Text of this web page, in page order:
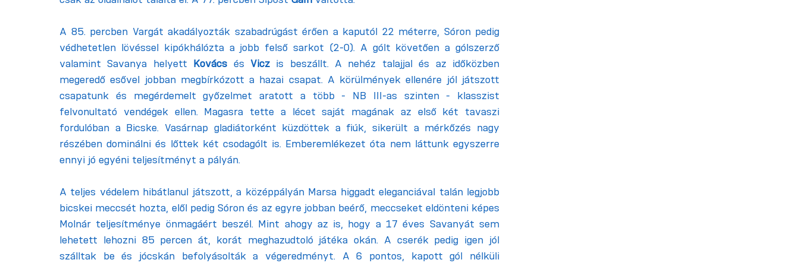
A 85. percben Vargát akadályozták szabadrúgást érően a kaputól 22 méterre, Sóron pedig
védhetetlen lövéssel kipókhálózta a jobb felső sarkot (2-0). A gólt követően a gólszerző
valamint Savanya helyett
Kovács és Vicz is beszállt. A nehéz talajjal és az időközben
megeredő esővel jobban megbírkózott a hazai csapat. A körülmények ellenére jól játszott
csapatunk és megérdemelt győzelmet aratott a több - NB III-as szinten - klasszist
felvonultató vendégek ellen. Magasra tette a lécet saját magának az első két tavaszi
fordulóban a Bicske. Vasárnap gladiátorként küzdöttek a fiúk, sikerült a mérkőzés nagy
részében dominálni és lőttek két csodagólt is. Emberemlékezet óta nem láttunk egyszerre
ennyi jó egyéni teljesítményt a pályán.
A teljes védelem hibátlanul játszott, a középpályán Marsa higgadt eleganciával talán legjobb
bicskei meccsét hozta, elől pedig Sóron és az egyre jobban beérő, meccseket eldönteni képes
Molnár teljesítménye önmagáért beszél. Mint ahogy az is, hogy a 17 éves Savanyát sem
lehetett lehozni 85 percen át, korát meghazudtoló játéka okán. A cserék pedig igen jól
szálltak be és jócskán befolyásolták a végeredményt. A 6 pontos, kapott gól nélküli